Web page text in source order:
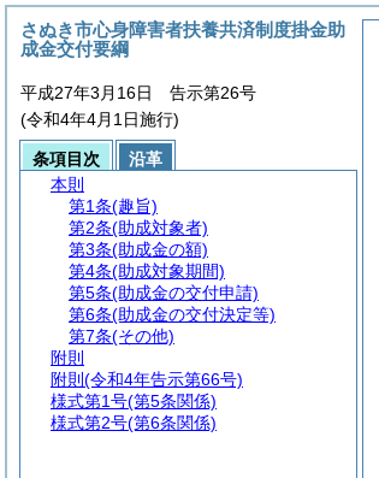
さぬき市心身障害者扶養共済制度掛金助
成金交付要綱
平成27年3月16日 告示第26号
(令和4年4月1日施行)
条項目次
沿革
本則
第1条(趣旨)
第2条(助成対象者)
第3条(助成金の額)
第4条(助成対象期間)
第5条(助成金の交付申請)
第6条(助成金の交付決定等)
第7条(その他)
附則
附則 (令和4年告示第66号)
様式第1号(第5条関係)
様式第2号(第6条関係)